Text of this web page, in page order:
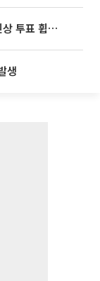
‘나솔사계’ 국화, 결별 후 재등장⋯첫인상 투표 휩쓸고 ‘인기녀’ 등극
생